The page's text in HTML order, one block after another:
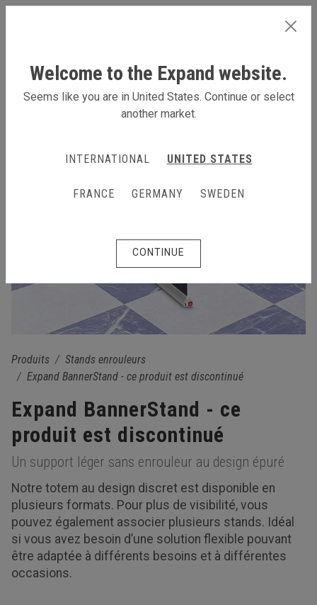
Produits
Stands enrouleurs
Expand BannerStand - ce produit est discontinué
Expand BannerStand - ce
produit est discontinué
Un support léger sans enrouleur au design épuré
Notre totem au design discret est disponible en
plusieurs formats. Pour plus de visibilité, vous
pouvez également associer plusieurs stands. Idéal
si vous avez besoin d’une solution flexible pouvant
être adaptée à différents besoins et à différentes
occasions.
Welcome to the Expand website.
Seems like you are in United States. Continue or select
another market.
INTERNATIONAL UNITED STATES
FRANCE GERMANY SWEDEN
CONTINUE